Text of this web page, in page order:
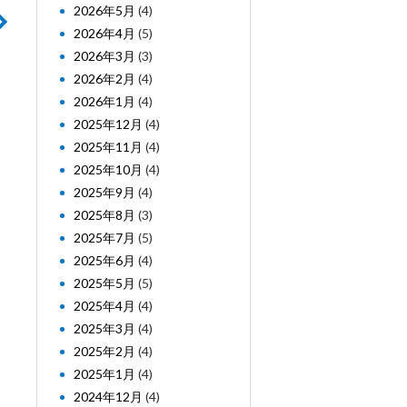
2026年5月 (4)
2026年4月 (5)
2026年3月 (3)
2026年2月 (4)
2026年1月 (4)
2025年12月 (4)
2025年11月 (4)
2025年10月 (4)
2025年9月 (4)
2025年8月 (3)
2025年7月 (5)
2025年6月 (4)
2025年5月 (5)
2025年4月 (4)
2025年3月 (4)
2025年2月 (4)
2025年1月 (4)
2024年12月 (4)